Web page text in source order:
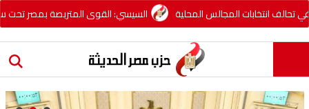
المجالس المحلية السيسي: القوى المتربصة بمصر تحت ستار الدين لن